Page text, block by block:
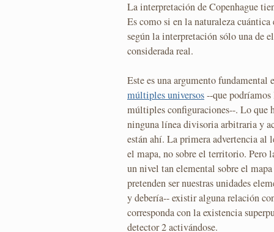
La interpretación de Copenhague
Es como si en la naturaleza
según la interpretación sólo una de
considerada real.
Este es una argumento fundamental
múltiples universos--que
múltiples configuraciones--. Lo que
ninguna línea divisoria arbitraria y
están ahí. La primera advertencia al
el mapa, no sobre el territorio. Pero
un nivel tan elemental sobre el
pretenden ser nuestras unidades
y debería-- existir alguna relación
corresponda con la existencia
detector 2 activándose.